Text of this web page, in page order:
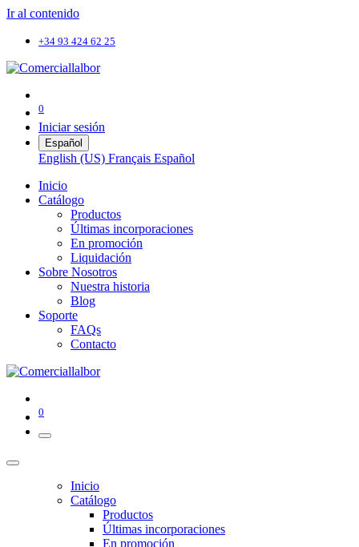
Ir al contenido
+34 93 424 62 25
0
Iniciar sesión
Español
English (US) Français Español
Inicio
Catálogo
Productos
Últimas incorporaciones
En promoción
Liquidación
Sobre Nosotros
Nuestra historia
Blog
Soporte
FAQs
Contacto
0
Inicio
Catálogo
Productos
Últimas incorporaciones
En promoción